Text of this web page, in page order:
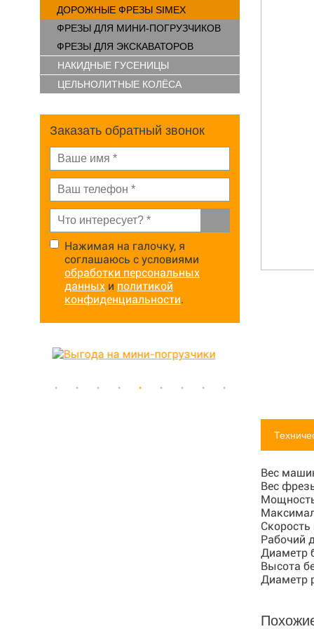
ДОРОЖНЫЕ ФРЕЗЫ SIMEX
ФРЕЗЫ ДЛЯ МИНИ-ПОГРУЗЧИКОВ
ФРЕЗЫ ДЛЯ ЭКСКАВАТОРОВ
НАКИДНЫЕ ГУСЕНИЦЫ
ЦЕЛЬНОЛИТНЫЕ КОЛЁСА
Заказать обратный звонок
Нажимая на галочку, я
соглашаюсь с условиями
обработки персональных
данных и политикой
конфиденциальности.
Вес
Вес
Скорость
Рабочий
Диаметр
Высота
Диаметр